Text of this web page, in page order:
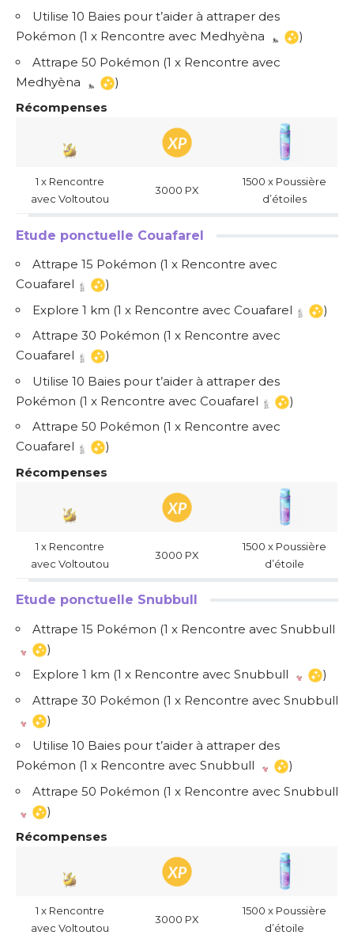
Utilise 10 Baies pour t’aider à attraper des
Pokémon (1 x Rencontre avec Medhyèna
)
Attrape 50 Pokémon (1 x Rencontre avec
Medhyèna
)
Récompenses
1 x Rencontre
avec Voltoutou
3000 PX
1500 x Poussière
d’étoiles
Etude ponctuelle Couafarel
Attrape 15 Pokémon (1 x Rencontre avec
Couafarel
)
Explore 1 km (1 x Rencontre avec Couafarel
)
Attrape 30 Pokémon (1 x Rencontre avec
Couafarel
)
Utilise 10 Baies pour t’aider à attraper des
Pokémon (1 x Rencontre avec Couafarel
)
Attrape 50 Pokémon (1 x Rencontre avec
Couafarel
)
Récompenses
1 x Rencontre
avec Voltoutou
3000 PX
1500 x Poussière
d’étoile
Etude ponctuelle Snubbull
Attrape 15 Pokémon (1 x Rencontre avec Snubbull
)
Explore 1 km (1 x Rencontre avec Snubbull
)
Attrape 30 Pokémon (1 x Rencontre avec Snubbull
)
Utilise 10 Baies pour t’aider à attraper des
Pokémon (1 x Rencontre avec Snubbull
)
Attrape 50 Pokémon (1 x Rencontre avec Snubbull
)
Récompenses
1 x Rencontre
avec Voltoutou
3000 PX
1500 x Poussière
d’étoile